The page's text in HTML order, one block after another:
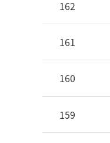
162
161
160
159